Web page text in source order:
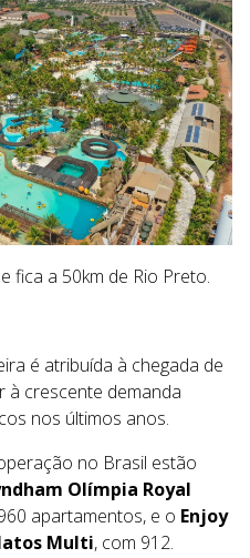
fica a 50km de Rio Preto.
é atribuída à chegada de
à crescente demanda
nos últimos anos.
no Brasil estão
Olímpia Royal
apartamentos, e o Enjoy
Multi, com 912.